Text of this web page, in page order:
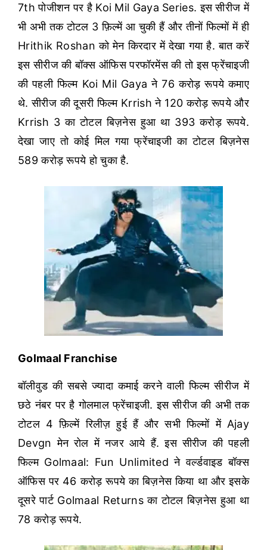
7th पोजीशन पर है Koi Mil Gaya Series. इस सीरीज में
भी अभी तक टोटल 3 फ़िल्में आ चुकी हैं और तीनों फिल्मों में ही
Hrithik Roshan को मेन किरदार में देखा गया है. बात करें
इस सीरीज की बॉक्स ऑफिस परफॉरमेंस की तो इस फ्रेंचाइजी
की पहली फिल्म Koi Mil Gaya ने 76 करोड़ रूपये कमाए
थे. सीरीज की दूसरी फिल्म Krrish ने 120 करोड़ रूपये और
Krrish 3 का टोटल बिज़नेस हुआ था 393 करोड़ रूपये.
देखा जाए तो कोई मिल गया फ्रेंचाइजी का टोटल बिज़नेस
589 करोड़ रूपये हो चुका है.
Golmaal Franchise
बॉलीवुड की सबसे ज्यादा कमाई करने वाली फिल्म सीरीज में
छठे नंबर पर है गोलमाल फ्रेंचाइजी. इस सीरीज की अभी तक
टोटल 4 फ़िल्में रिलीज़ हुई हैं और सभी फिल्मों में Ajay
Devgn मेन रोल में नजर आये हैं. इस सीरीज की पहली
फिल्म Golmaal: Fun Unlimited ने वर्ल्डवाइड बॉक्स
ऑफिस पर 46 करोड़ रूपये का बिज़नेस किया था और इसके
दूसरे पार्ट Golmaal Returns का टोटल बिज़नेस हुआ था
78 करोड़ रूपये.